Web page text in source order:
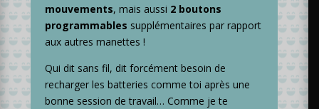
mouvements, mais aussi 2 boutons
programmables supplémentaires par rapport
aux autres manettes !
Qui dit sans fil, dit forcément besoin de
recharger les batteries comme toi après une
bonne session de travail… Comme je te